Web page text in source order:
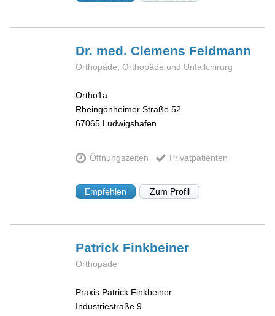
Dr. med. Clemens Feldmann
Orthopäde, Orthopäde und Unfallchirurg
Ortho1a
Rheingönheimer Straße 52
67065 Ludwigshafen
Öffnungszeiten Privatpatienten
Empfehlen Zum Profil
Patrick Finkbeiner
Orthopäde
Praxis Patrick Finkbeiner
Industriestraße 9